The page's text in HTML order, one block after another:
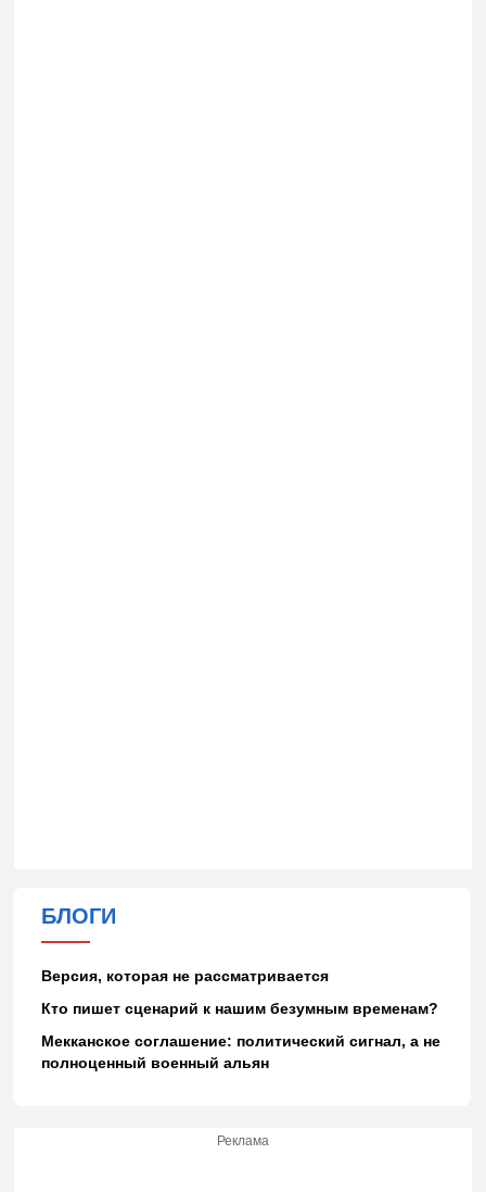
БЛОГИ
Версия, которая не рассматривается
Кто пишет сценарий к нашим безумным временам?
Мекканское соглашение: политический сигнал, а не
полноценный военный альян
Реклама